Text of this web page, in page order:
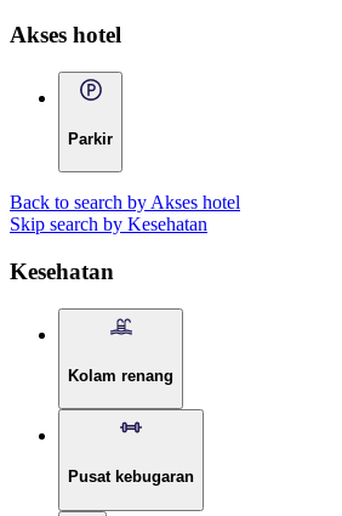
Akses hotel
Parkir
Back to search by Akses hotel
Skip search by Kesehatan
Kesehatan
Kolam renang
Pusat kebugaran